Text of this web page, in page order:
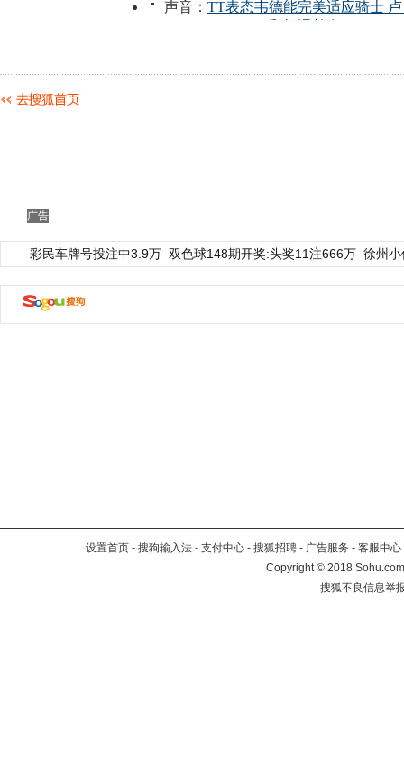
广告
彩民车牌号投注中3.9万 双色球148期开奖:头奖11注666万 徐州
设置首页 - 搜狗输入法 - 支付中心 - 搜狐招聘 - 广告服务 - 客服中心
Copyright©2018
搜狐不良信息举